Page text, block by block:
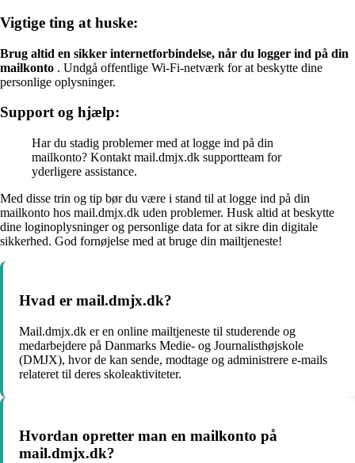
Vigtige ting at huske:
Brug altid en sikker internetforbindelse, når du logger ind på din
mailkonto . Undgå offentlige Wi-Fi-netværk for at beskytte dine
personlige oplysninger.
Support og hjælp:
Har du stadig problemer med at logge ind på din
mailkonto? Kontakt mail.dmjx.dk supportteam for
yderligere assistance.
Med disse trin og tip bør du være i stand til at logge ind på din
mailkonto hos mail.dmjx.dk uden problemer. Husk altid at beskytte
dine loginoplysninger og personlige data for at sikre din digitale
sikkerhed. God fornøjelse med at bruge din mailtjeneste!
Hvad er mail.dmjx.dk?
Mail.dmjx.dk er en online mailtjeneste til studerende og
medarbejdere på Danmarks Medie- og Journalisthøjskole
(DMJX), hvor de kan sende, modtage og administrere e-mails
relateret til deres skoleaktiviteter.
Hvordan opretter man en mailkonto på
mail.dmjx.dk?